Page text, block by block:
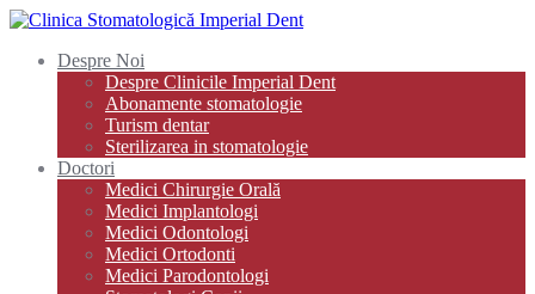
Despre Noi
Despre Clinicile Imperial Dent
Abonamente stomatologie
Turism dentar
Sterilizarea in stomatologie
Doctori
Medici Chirurgie Orală
Medici Implantologi
Medici Odontologi
Medici Ortodonti
Medici Parodontologi